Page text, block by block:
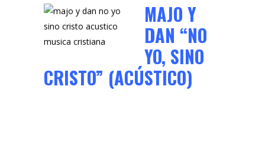
MAJO Y
DAN “NO
YO, SINO
CRISTO” (ACÚSTICO)